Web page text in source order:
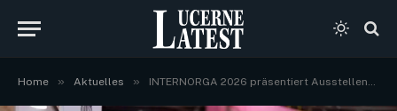
Home » Aktuelles » INTERNORGA 2026 präsentiert Ausstellende von Future Food & Newcomers Area